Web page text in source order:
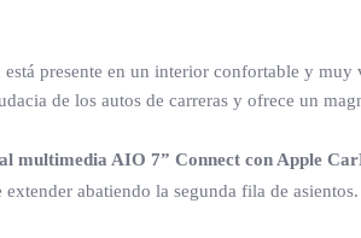
presente en un interior confortable y
de los autos de carreras y ofrece un
multimedia AIO 7” Connect con Apple
abatiendo la segunda fila de